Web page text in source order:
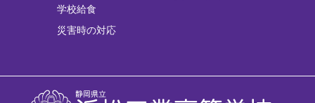
学校給食
災害時の対応